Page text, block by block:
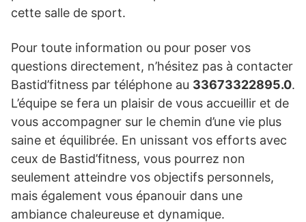
cette salle de sport.
Pour toute information ou pour poser vos
questions directement, n’hésitez pas à contacter
Bastid’fitness par téléphone au 33673322895.0.
L’équipe se fera un plaisir de vous accueillir et de
vous accompagner sur le chemin d’une vie plus
saine et équilibrée. En unissant vos efforts avec
ceux de Bastid’fitness, vous pourrez non
seulement atteindre vos objectifs personnels,
mais également vous épanouir dans une
ambiance chaleureuse et dynamique.